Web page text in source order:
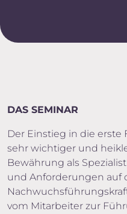
DAS SEMINAR
Der Einstieg in die
sehr wichtiger und
Bewährung als
und Anforderungen auf
vom Mitarbeiter zur